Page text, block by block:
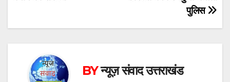
पुलिस
BYन्यूज़ संवाद उत्तराखंड